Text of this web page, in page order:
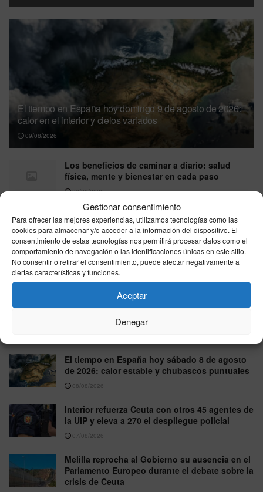
Gestionar consentimiento
Para ofrecer las mejores experiencias, utilizamos tecnologías como las
cookies para almacenar y/o acceder a la información del dispositivo. El
consentimiento de estas tecnologías nos permitirá procesar datos como el
comportamiento de navegación o las identificaciones únicas en este sitio.
No consentir o retirar el consentimiento, puede afectar negativamente a
ciertas características y funciones.
Aceptar
Denegar
El tiempo en España hoy domingo 9 de agosto de 2026:
calor en el interior y cielos variados
09/08/2026
Los beneficios de caminar a diario: salud
física, mente y bienestar en cada paso
08/08/2026
España impone controles fronterizos a los
viajeros de Italia ante la negativa de Roma de
levantar sus restricciones por la crisis de
Ceuta
08/08/2026
mayores redes de tráfico de hachís tras
detener a 57 personas e incautar más de ocho
toneladas de droga
El tiempo en España hoy sábado 8 de agosto
de 2026: calor estable y chubascos puntuales
08/08/2026
Interior refuerza Ceuta con otros 45 agentes de
la UIP y eleva a 270 el despliegue policial
07/08/2026
Melilla reprocha al Gobierno su ausencia en el
Parlamento Europeo durante el debate sobre la
crisis de Ceuta